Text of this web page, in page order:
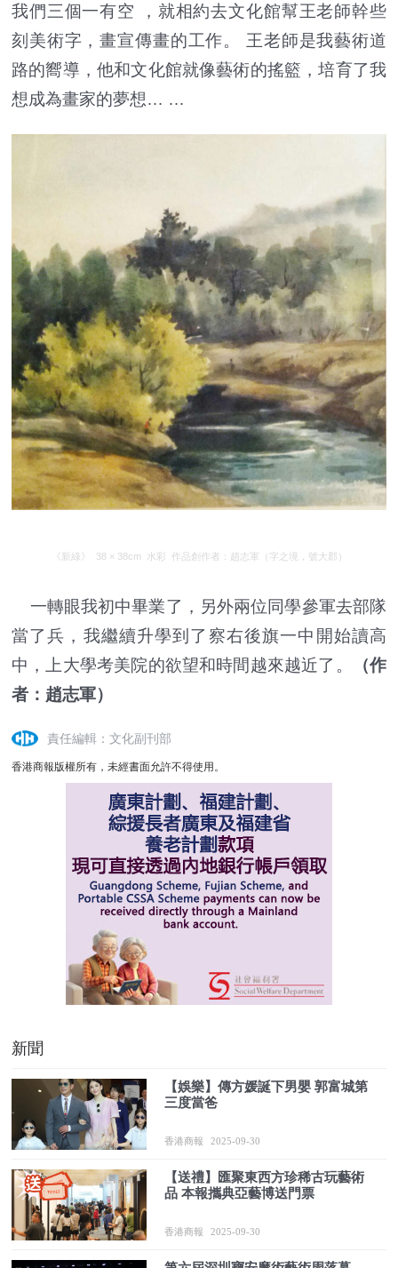
我們三個一有空 ，就相約去文化館幫王老師幹些
刻美術字，畫宣傳畫的工作。 王老師是我藝術道
路的嚮導，他和文化館就像藝術的搖籃，培育了我
想成為畫家的夢想… …
《新綠》 38 × 38cm 水彩 作品創作者：趙志軍（字之境，號大郡）
一轉眼我初中畢業了，另外兩位同學參軍去部隊
當了兵，我繼續升學到了察右後旗一中開始讀高
中，上大學考美院的欲望和時間越來越近了。
（作
者：趙志軍）
責任編輯：文化副刊部
香港商報版權所有，未經書面允許不得使用。
新聞
【娛樂】傳方媛誕下男嬰 郭富城第
三度當爸
香港商報 2025-09-30
【送禮】匯聚東西方珍稀古玩藝術
品 本報攜典亞藝博送門票
香港商報 2025-09-30